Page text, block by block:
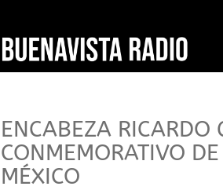
ENCABEZA RICARDO
CONMEMORATIVO
MÉXICO